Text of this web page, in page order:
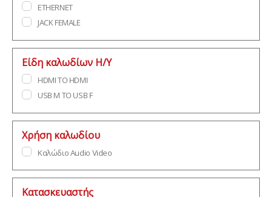
ETHERNET
JACK FEMALE
Είδη καλωδίων Η/Υ
HDMI TO HDMI
USB M TO USB F
Χρήση καλωδίου
Καλώδιο Audio Video
Κατασκευαστής